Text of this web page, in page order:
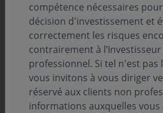
A l’occasion du salon
fortune a publié son hors-
small & mid caps ». Notre
Perspectives Entreprises y
l’honneur.
compétence nécessaires
décision d'investissement et
correctement les risques
contrairement à
professionnel. Si tel n'est pas
vous invitons à vous diriger
réservé aux clients non
informations auxquelles vous